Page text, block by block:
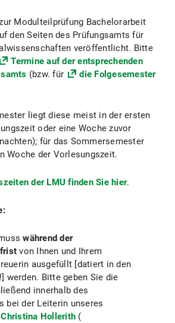
Modulteilprüfung Bachelorarbeit
den Seiten des Prüfungsamts für
veröffentlicht. Bitte
Termine auf der entsprechenden
(bzw. für
die Folgesemester
liegt diese meist in der ersten
oder eine Woche zuvor
für das Sommersemester
Woche der Vorlesungszeit.
der LMU finden Sie hier.
während der
von Ihnen und Ihrem
ausgefüllt [datiert in den
werden. Bitte geben Sie die
innerhalb des
bei der Leiterin unseres
Christina Hollerith (